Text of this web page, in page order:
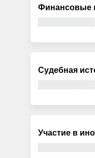
Финансовые
Судебная
Участие в